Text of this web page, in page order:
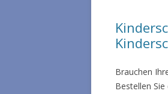
Brauchen
Bestellen